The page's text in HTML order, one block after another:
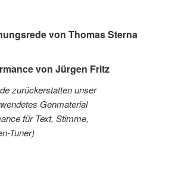
von Thomas Sterna
von Jürgen Fritz
zurückerstatten unser
Genmaterial
für Text, Stimme,
Tuner)